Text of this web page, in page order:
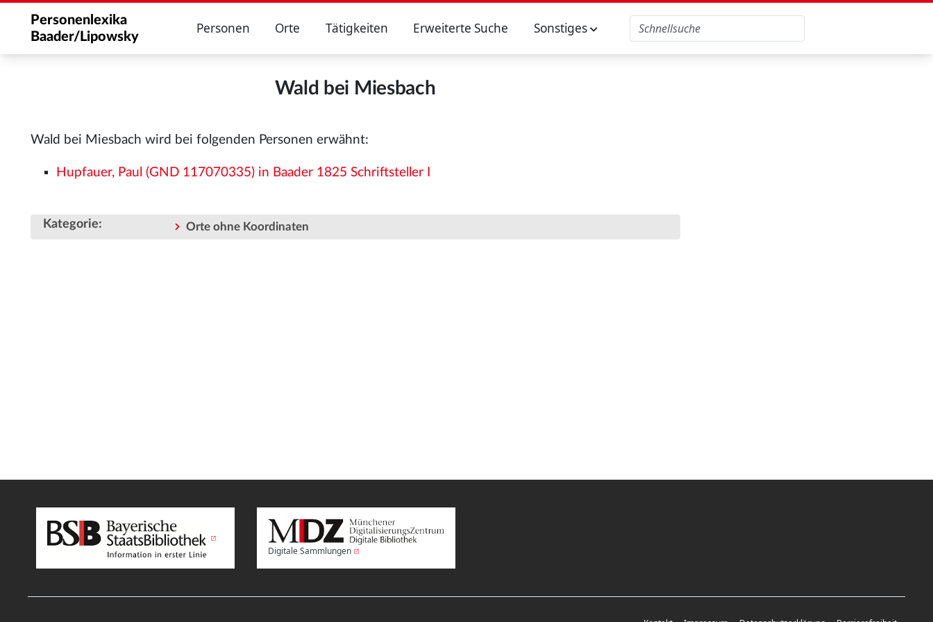
Personenlexika
Baader/Lipowsky
Personen Orte Tätigkeiten Erweiterte Suche Sonstiges
Wald bei Miesbach
Wald bei Miesbach wird bei folgenden Personen erwähnt:
Hupfauer, Paul (GND 117070335) in Baader 1825 Schriftsteller I
Kategorie: Orte ohne Koordinaten
Digitale Sammlungen